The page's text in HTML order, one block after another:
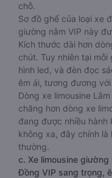
chỗ.
Sơ đồ ghế của loại xe
giường nằm VIP này
Kích thước dài hơn
chút. Tuy nhiên tại
hình led, và đèn đọc
êm ái, tương đương
Dòng xe limousine
chăng hơn dòng xe
đang được nhiều hành
không xa, đây chính
thường.
c. Xe limousine
Đồng VIP sang trọng,